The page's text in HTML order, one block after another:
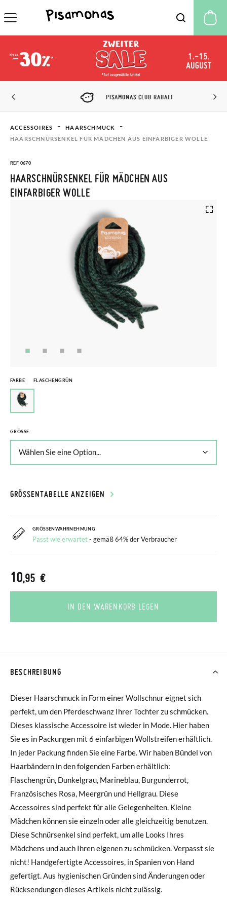
PISAMONAS CLUB RABATT
ACCESSOIRES
HAARSCHMUCK
HAARSCHNÜRSENKEL FÜR MÄDCHEN AUS EINFARBIGER WOLLE
REF 0670
HAARSCHNÜRSENKEL FÜR MÄDCHEN AUS
EINFARBIGER WOLLE
FARBE FLASCHENGRÜN
GRÖSSE
GRÖSSENTABELLE ANZEIGEN
GRÖSSENWAHRNEHMUNG
Passt wie erwartet- gemäß 64% der Verbraucher
10,95 €
IN DEN WARENKORB LEGEN
BESCHREIBUNG
Dieser Haarschmuck in Form einer Wollschnur eignet sich
perfekt, um den Pferdeschwanz Ihrer Tochter zu schmücken.
Dieses klassische Accessoire ist wieder in Mode. Hier haben
Sie es in Packungen mit 6 einfarbigen Wollstreifen erhältlich.
In jeder Packung finden Sie eine Farbe. Wir haben Bündel von
Haarbändern in den folgenden Farben erhältlich:
Flaschengrün, Dunkelgrau, Marineblau, Burgunderrot,
Französisches Rosa, Meergrün und Hellgrau. Diese
Accessoires sind perfekt für alle Gelegenheiten. Kleine
Mädchen können sie einzeln oder alle gleichzeitig benutzen.
Diese Schnürsenkel sind perfekt, um alle Looks Ihres
Mädchens und auch Ihren eigenen zu schmücken. Verpasst sie
nicht! Handgefertigte Accessoires, in Spanien von Hand
gefertigt. Aus hygienischen Gründen sind Änderungen oder
Rücksendungen dieses Artikels nicht zulässig.